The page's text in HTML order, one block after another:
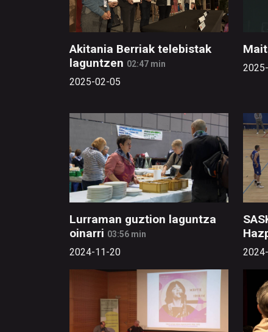
Akitania Berriak telebistak
laguntzen 02:47 min
2025-02-05
Lurraman guztion laguntza
oinarri 03:56 min
2024-11-20